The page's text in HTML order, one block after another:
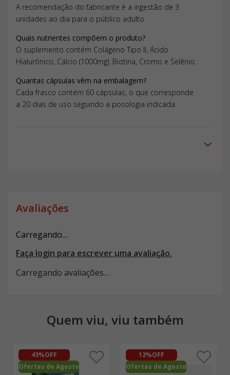
A recomendação do fabricante é a ingestão de 3
unidades ao dia para o público adulto.
Quais nutrientes compõem o produto?
O suplemento contém Colágeno Tipo II, Ácido
Hialurônico, Cálcio (1000mg), Biotina, Cromo e Selênio.
Quantas cápsulas vêm na embalagem?
Cada frasco contém 60 cápsulas, o que corresponde
a 20 dias de uso seguindo a posologia indicada.
Avaliações
Carregando…
Faça login para escrever uma avaliação.
Carregando avaliações…
Quem viu, viu também
43%OFF
Ofertas de Agosto
12%OFF
Ofertas de Agosto